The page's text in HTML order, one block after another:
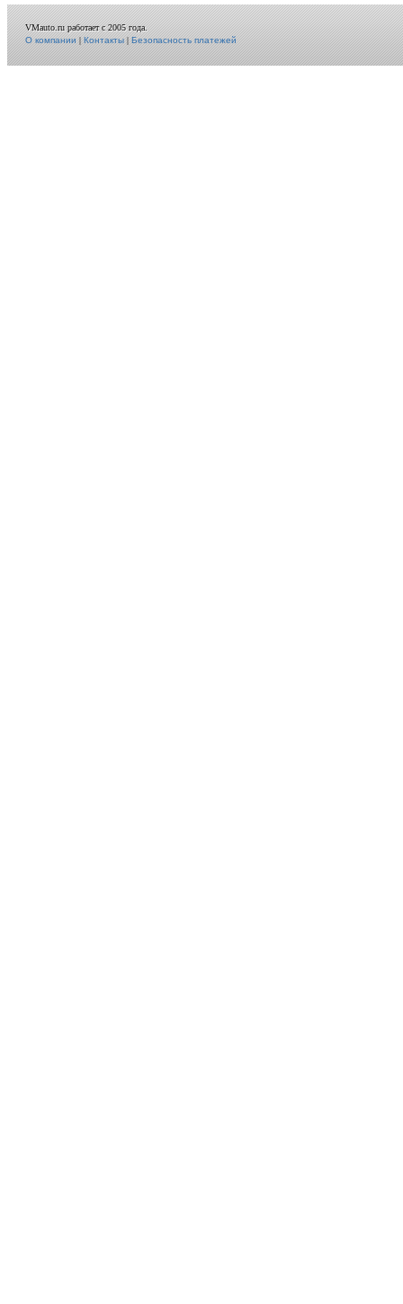
VMauto.ru работает с 2005 года.
О компании|Контакты|Безопасность платежей